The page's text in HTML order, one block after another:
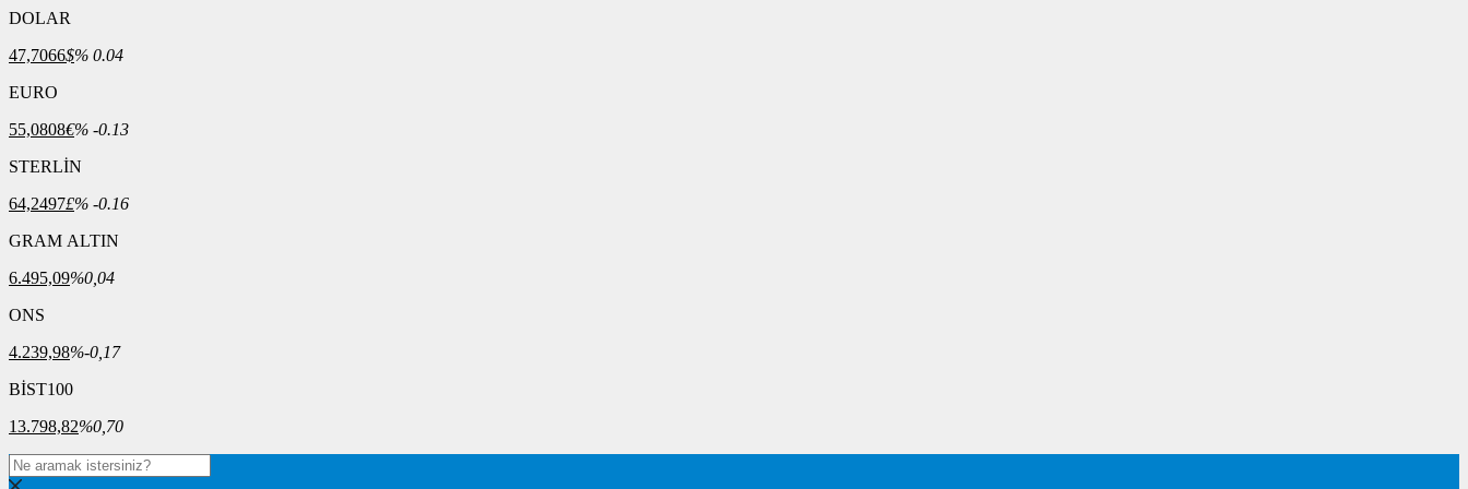
DOLAR
47,7066$% 0.04
EURO
55,0808€% -0.13
STERLİN
64,2497£% -0.16
GRAM ALTIN
6.495,09%0,04
ONS
4.239,98%-0,17
BİST100
13.798,82%0,70